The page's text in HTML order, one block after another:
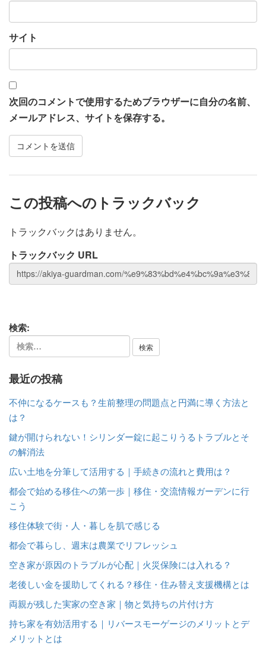
サイト
次回のコメントで使用するためブラウザーに自分の名前、
メールアドレス、サイトを保存する。
この投稿へのトラックバック
トラックバックはありません。
トラックバック URL
検索:
最近の投稿
不仲になるケースも？生前整理の問題点と円満に導く方法と
は？
鍵が開けられない！シリンダー錠に起こりうるトラブルとそ
の解消法
広い土地を分筆して活用する｜手続きの流れと費用は？
都会で始める移住への第一歩｜移住・交流情報ガーデンに行
こう
移住体験で街・人・暮しを肌で感じる
都会で暮らし、週末は農業でリフレッシュ
空き家が原因のトラブルが心配｜火災保険には入れる？
老後しい金を援助してくれる？移住・住み替え支援機構とは
両親が残した実家の空き家｜物と気持ちの片付け方
持ち家を有効活用する｜リバースモーゲージのメリットとデ
メリットとは